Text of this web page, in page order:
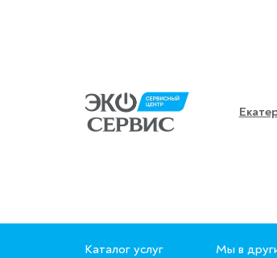
Каталог услуг Мы в